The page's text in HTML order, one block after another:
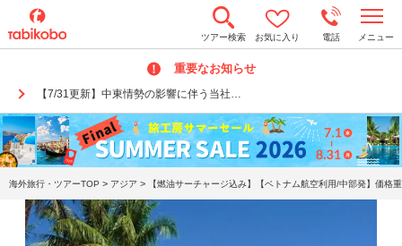
ツアー検索 お気に入り 電話 メニュー
重要なお知らせ
【7/31更新】中東情勢の影響に伴う当社…
o
n
a
v
i
g
a
海外旅行・ツアーTOP > アジア > 【燃油サーチャージ込み】【ベトナム航空利用/中部発】価